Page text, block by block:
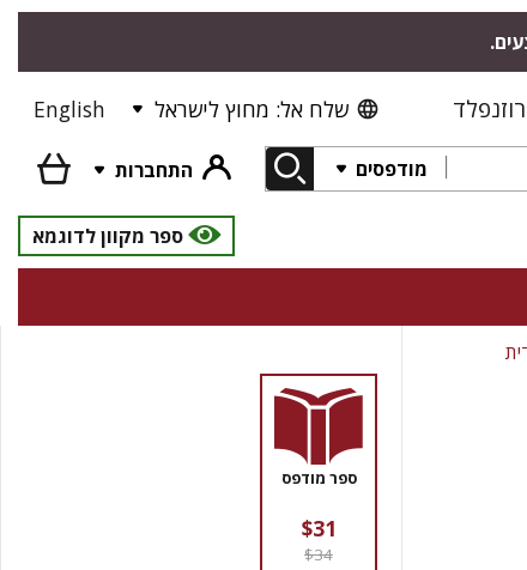
שלח אל: מחוץ לישראל English
מודפסים
התחברות
ספר מקוון לדוגמא
ספר מודפס
$31
$34